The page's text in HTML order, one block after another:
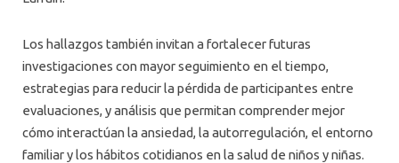
Los hallazgos también invitan a fortalecer futuras
investigaciones con mayor seguimiento en el tiempo,
estrategias para reducir la pérdida de participantes entre
evaluaciones, y análisis que permitan comprender mejor
cómo interactúan la ansiedad, la autorregulación, el entorno
familiar y los hábitos cotidianos en la salud de niños y niñas.